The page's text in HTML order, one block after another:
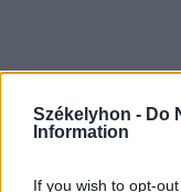
Székelyhon - Do
Information
If you wish to opt-